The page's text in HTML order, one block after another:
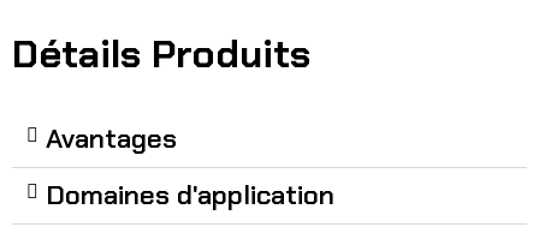
Détails Produits
Avantages
Domaines d'application